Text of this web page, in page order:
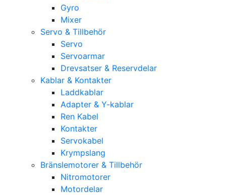
Gyro
Mixer
Servo & Tillbehör
Servo
Servoarmar
Drevsatser & Reservdelar
Kablar & Kontakter
Laddkablar
Adapter & Y-kablar
Ren Kabel
Kontakter
Servokabel
Krympslang
Bränslemotorer & Tillbehör
Nitromotorer
Motordelar